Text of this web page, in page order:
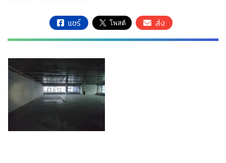
แชร์ ส่ง